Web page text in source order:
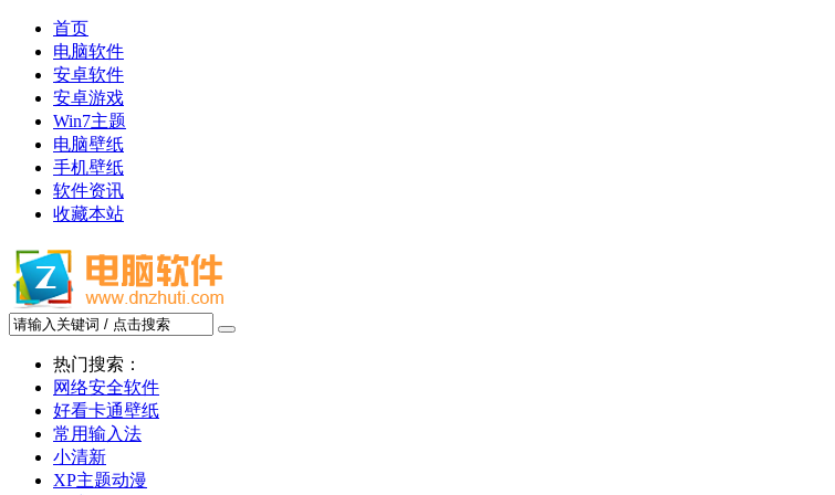
首页
电脑软件
安卓软件
安卓游戏
Win7主题
电脑壁纸
手机壁纸
软件资讯
收藏本站
热门搜索：
网络安全软件
好看卡通壁纸
常用输入法
小清新
XP主题动漫